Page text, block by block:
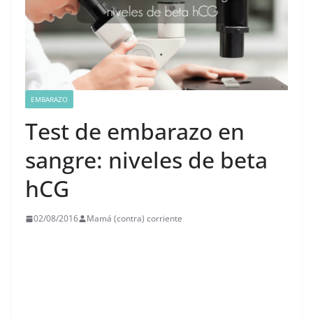
EMBARAZO
Test de embarazo en
sangre: niveles de beta
hCG
02/08/2016 Mamá (contra) corriente